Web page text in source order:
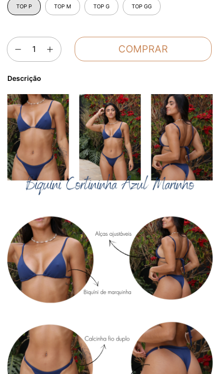
TOP P TOP M TOP G TOP GG
Descrição